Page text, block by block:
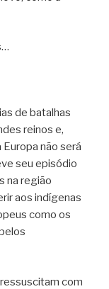
de batalhas
reinos e,
não será
seu episódio
na região
aos indígenas
como os
com